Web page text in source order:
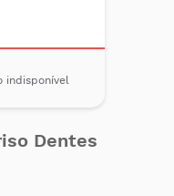
indisponível
Dentes